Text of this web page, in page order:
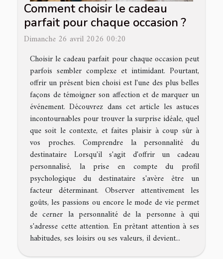
Comment choisir le cadeau
parfait pour chaque occasion ?
Dimanche 26 avril 2026 00:20
Choisir le cadeau parfait pour chaque occasion peut
parfois sembler complexe et intimidant. Pourtant,
offrir un présent bien choisi est l'une des plus belles
façons de témoigner son affection et de marquer un
événement. Découvrez dans cet article les astuces
incontournables pour trouver la surprise idéale, quel
que soit le contexte, et faites plaisir à coup sûr à
vos proches. Comprendre la personnalité du
destinataire Lorsqu'il s'agit d'offrir un cadeau
personnalisé, la prise en compte du profil
psychologique du destinataire s'avère être un
facteur déterminant. Observer attentivement les
goûts, les passions ou encore le mode de vie permet
de cerner la personnalité de la personne à qui
s'adresse cette attention. En prêtant attention à ses
habitudes, ses loisirs ou ses valeurs, il devient...